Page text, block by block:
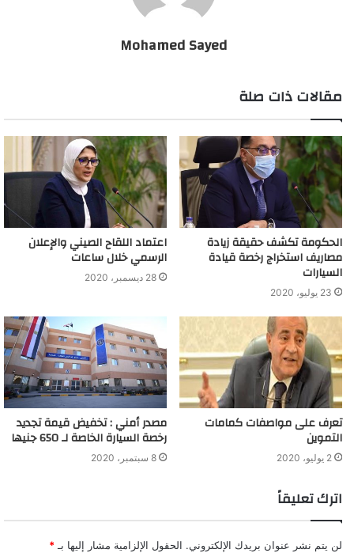
Mohamed Sayed
مقالات ذات صلة
الحكومة تكشف حقيقة زيادة
مصاريف استخراج رخصة قيادة
السيارات
23 يوليو، 2020
اعتماد اللقاح الصيني والإعلان
الرسمي خلال ساعات
28 ديسمبر، 2020
تعرف على مواصفات كمامات
التموين
2 يوليو، 2020
مصدر أمني : تخفيض قيمة تجديد
رخصة السيارة الخاصة لـ 650 جنيها
8 سبتمبر، 2020
اترك تعليقاً
لن يتم نشر عنوان بريدك الإلكتروني. الحقول الإلزامية مشار إليها بـ *